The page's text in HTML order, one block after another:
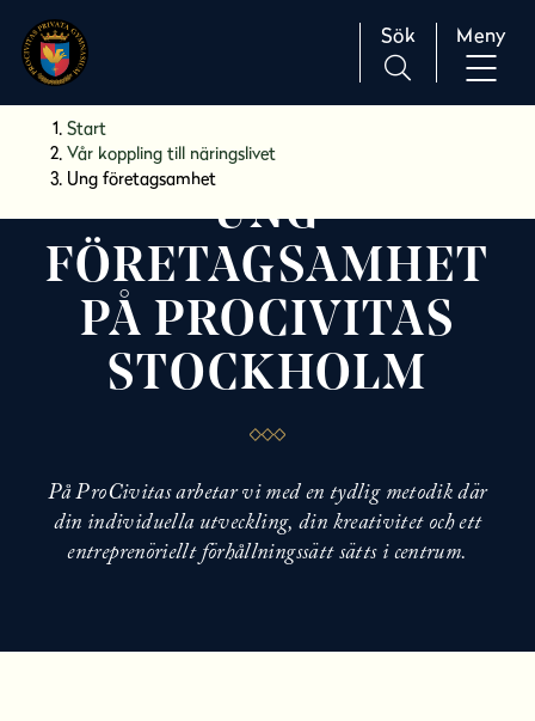
Huvudnavigation
Sök Meny
Start
Vår koppling till näringslivet
Ung företagsamhet
UNG
FÖRETAGSAMHET
PÅ PROCIVITAS
STOCKHOLM
På ProCivitas arbetar vi med en tydlig metodik där
din individuella utveckling, din kreativitet och ett
entreprenöriellt förhållningssätt sätts i centrum.